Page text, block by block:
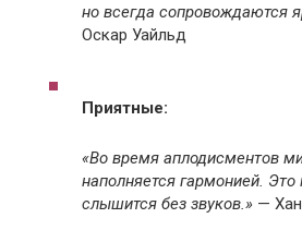
но всегда сопровождаются
Оскар Уайльд
Приятные:
«Во время аплодисментов
наполняется гармонией.
слышится без звуков.» —